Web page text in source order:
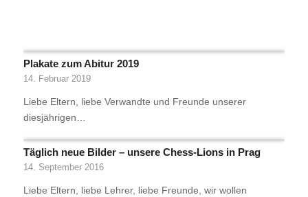
Plakate zum Abitur 2019
14. Februar 2019
Liebe Eltern, liebe Verwandte und Freunde unserer
diesjährigen…
Täglich neue Bilder – unsere Chess-Lions in Prag
14. September 2016
Liebe Eltern, liebe Lehrer, liebe Freunde, wir wollen